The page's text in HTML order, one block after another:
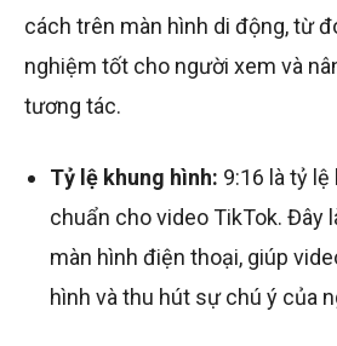
cách trên màn hình di động, từ
nghiệm tốt cho người xem và
tương tác.
Tỷ lệ khung hình: 9:16 là tỷ
chuẩn cho video TikTok. Đây
màn hình điện thoại, giúp
hình và thu hút sự chú ý của